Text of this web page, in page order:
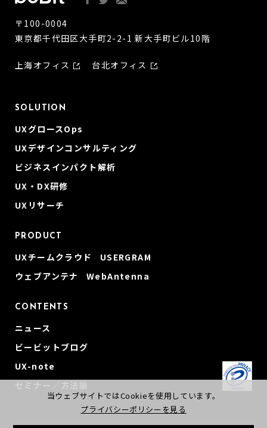
〒100-0004
東京都千代田区大手町2-2-1 新大手町ビル10階
上海オフィス 台北オフィス
SOLUTION
UXグロースOps
UXデザインコンサルティング
ビジネスインパクト解析
UX・DX研修
UXリサーチ
PRODUCT
UXチームクラウド USERGRAM
ウェブアンテナ WebAntenna
CONTENTS
ニュース
ビービットブログ
UX-note
セミナー／方法論
当ウェブサイトではCookieを使用しています。
プライバシーポリシーを見る